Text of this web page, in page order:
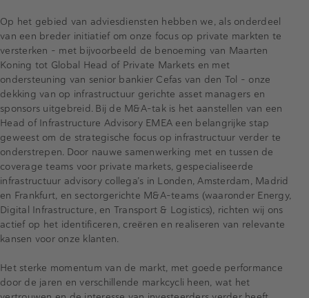
Op het gebied van adviesdiensten hebben we, als onderdeel
van een breder initiatief om onze focus op private markten te
versterken – met bijvoorbeeld de benoeming van Maarten
Koning tot Global Head of Private Markets en met
ondersteuning van senior bankier Cefas van den Tol – onze
dekking van op infrastructuur gerichte asset managers en
sponsors uitgebreid. Bij de M&A-tak is het aanstellen van een
Head of Infrastructure Advisory EMEA een belangrijke stap
geweest om de strategische focus op infrastructuur verder te
onderstrepen. Door nauwe samenwerking met en tussen de
coverage teams voor private markets, gespecialiseerde
infrastructuur advisory collega’s in Londen, Amsterdam, Madrid
en Frankfurt, en sectorgerichte M&A-teams (waaronder Energy,
Digital Infrastructure, en Transport & Logistics), richten wij ons
actief op het identificeren, creëren en realiseren van relevante
kansen voor onze klanten.
Het sterke momentum van de markt, met goede performance
door de jaren en verschillende markcycli heen, wat het